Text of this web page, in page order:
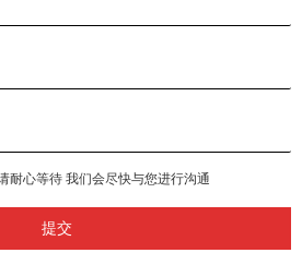
提交
耐心等待 我们会尽快与您进行沟通